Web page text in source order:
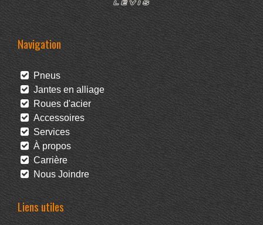
Navigation
Pneus
Jantes en alliage
Roues d'acier
Accessoires
Services
À propos
Carrière
Nous Joindre
Liens utiles